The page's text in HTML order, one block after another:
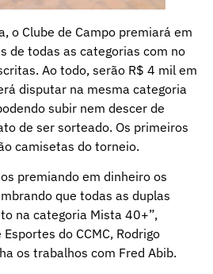
o Clube de Campo premiará em
de todas as categorias com no
Ao todo, serão R$ 4 mil em
disputar na mesma categoria
subir nem descer de
de ser sorteado. Os primeiros
camisetas do torneio.
premiando em dinheiro os
que todas as duplas
na categoria Mista 40+”,
do CCMC, Rodrigo
os trabalhos com Fred Abib.